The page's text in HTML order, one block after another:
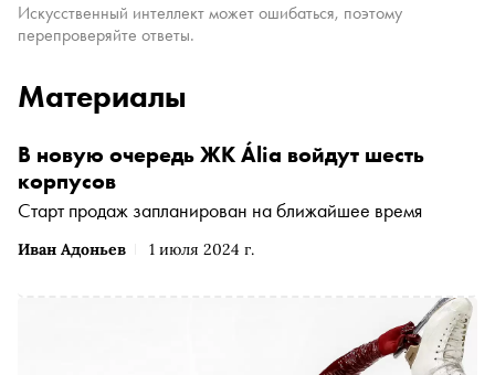
Искусственный интеллект может ошибаться, поэтому
перепроверяйте ответы.
Материалы
Иван Адоньев 1 июля 2024 г.
В новую очередь ЖК Ália войдут шесть
корпусов
Старт продаж запланирован на ближайшее время